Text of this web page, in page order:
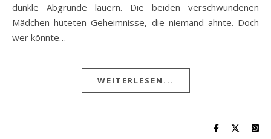
dunkle Abgründe lauern. Die beiden verschwundenen
Mädchen hüteten Geheimnisse, die niemand ahnte. Doch
wer könnte…
WEITERLESEN...